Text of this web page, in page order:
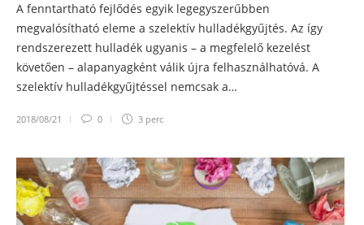
A fenntartható fejlődés egyik legegyszerűbben
megvalósítható eleme a szelektív hulladékgyűjtés. Az így
rendszerezett hulladék ugyanis – a megfelelő kezelést
követően – alapanyagként válik újra felhasználhatóvá. A
szelektív hulladékgyűjtéssel nemcsak a…
2018/08/21 0 3 perc